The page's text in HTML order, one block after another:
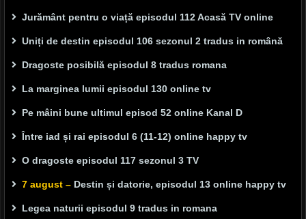
Jurământ pentru o viață episodul 112 Acasă TV online
Uniți de destin episodul 106 sezonul 2 tradus in română
Dragoste posibilă episodul 8 tradus romana
La marginea lumii episodul 130 online tv
Pe mâini bune ultimul episod 52 online Kanal D
Între iad și rai episodul 6 (11-12) online happy tv
O dragoste episodul 117 sezonul 3 TV
7 august – Destin și datorie, episodul 13 online happy tv
Legea naturii episodul 9 tradus in romana